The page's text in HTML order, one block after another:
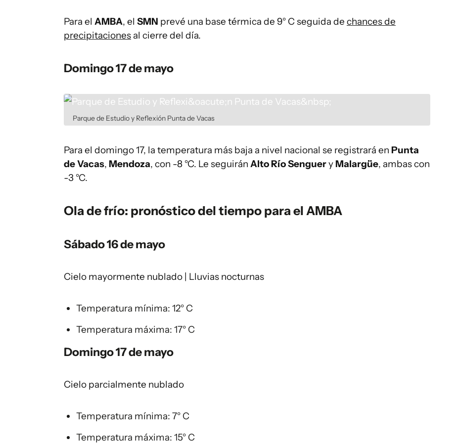
Para el AMBA, el SMN prevé una base térmica de 9° C seguida de chances de
precipitaciones al cierre del día.
Domingo 17 de mayo
Parque de Estudio y Reflexión Punta de Vacas
Para el domingo 17, la temperatura más baja a nivel nacional se registrará en Punta
de Vacas, Mendoza, con -8 °C. Le seguirán Alto Río Senguery Malargüe, ambas con
-3 °C.
Ola de frío: pronóstico del tiempo para el AMBA
Sábado 16 de mayo
Cielo mayormente nublado | Lluvias nocturnas
Temperatura mínima: 12° C
Temperatura máxima: 17° C
Domingo 17 de mayo
Cielo parcialmente nublado
Temperatura mínima: 7° C
Temperatura máxima: 15° C